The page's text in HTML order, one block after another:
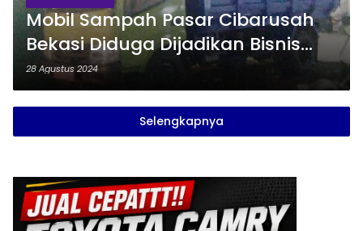
Mobil Sampah Pasar Cibarusah
Bekasi Diduga Dijadikan Bisnis
Pribadi
28 Agustus 2024
Selengkapnya